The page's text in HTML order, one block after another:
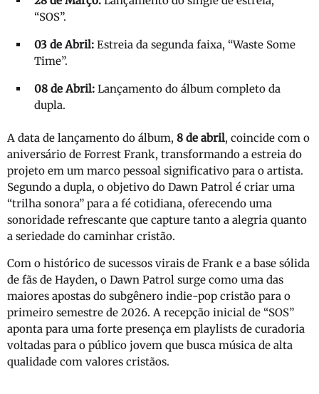
“SOS”.
03 de Abril: Estreia da segunda faixa, “Waste Some
Time”.
08 de Abril: Lançamento do álbum completo da
dupla.
A data de lançamento do álbum, 8 de abril, coincide com o
aniversário de Forrest Frank, transformando a estreia do
projeto em um marco pessoal significativo para o artista.
Segundo a dupla, o objetivo do Dawn Patrol é criar uma
“trilha sonora” para a fé cotidiana, oferecendo uma
sonoridade refrescante que capture tanto a alegria quanto
a seriedade do caminhar cristão.
Com o histórico de sucessos virais de Frank e a base sólida
de fãs de Hayden, o Dawn Patrol surge como uma das
maiores apostas do subgênero indie-pop cristão para o
primeiro semestre de 2026. A recepção inicial de “SOS”
aponta para uma forte presença em playlists de curadoria
voltadas para o público jovem que busca música de alta
qualidade com valores cristãos.